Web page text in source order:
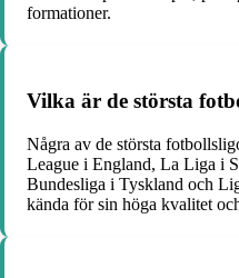
formationer.
Vilka är de största
Några av de största
League i England, La Liga i
Bundesliga i Tyskland och
kända för sin höga kvalitet